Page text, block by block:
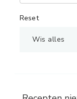
Reset
Wis alles